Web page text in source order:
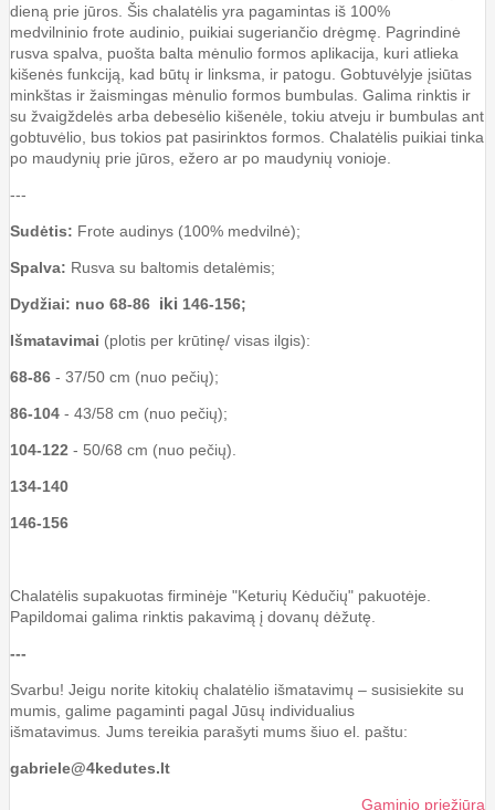
dieną prie jūros. Šis chalatėlis yra pagamintas iš 100%
medvilninio frote audinio, puikiai sugeriančio drėgmę. Pagrindinė
rusva spalva, puošta balta mėnulio formos aplikacija, kuri atlieka
kišenės funkciją, kad būtų ir linksma , ir patogu. Gobtuvėlyje įsiūtas
minkštas ir žaismingas mėnulio formos bumbulas. Galima rinktis ir
su žvaigždelės arba debesėlio kišenėle, tokiu atveju ir bumbulas ant
gobtuvėlio, bus tokios pat pasirinktos formos. Chalatėlis puikiai tinka
po maudynių prie jūros, ežero ar po maudynių vonioje.
---
Sudėtis: Frote audinys (100% medvilnė);
Spalva: Rusva su baltomis detalėmis;
Dydžiai: nuo 68-86 iki 146-156;
Išmatavimai (plotis per krūtinę/ visas ilgis):
68-86 - 37/50 cm (nuo pečių);
86-104 - 43/58 cm (nuo pečių);
104-122 - 50/68 cm (nuo pečių).
134-140
146-156
Chalatėlis supakuotas firminėje "Keturių Kėdučių" pakuotėje.
Papildomai galima rinktis pakavimą į dovanų dėžutę.
---
Svarbu! Jeigu norite kitokių chalatėlio išmatavimų – susisiekite su
mumis, galime pagaminti pagal Jūsų individualius
išmatavimus Jums tereikia parašyti mums šiuo el. paštu:
gabriele@4kedutes.lt
Gaminio priežiūra